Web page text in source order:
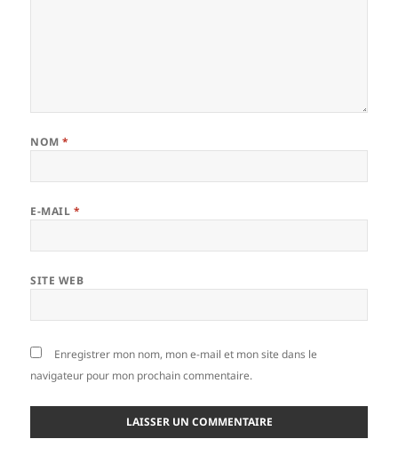
NOM*
E-MAIL *
SITE WEB
Enregistrer mon nom, mon e-mail et mon site dans le
navigateur pour mon prochain commentaire.